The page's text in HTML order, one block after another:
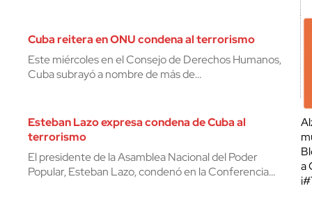
Cuba reitera en ONU condena al terrorismo
Este miércoles en el Consejo de Derechos Humanos,
Cuba subrayó a nombre de más de…
Esteban Lazo expresa condena de Cuba al
terrorismo
El presidente de la Asamblea Nacional del Poder
Popular, Esteban Lazo, condenó en la Conferencia…
a